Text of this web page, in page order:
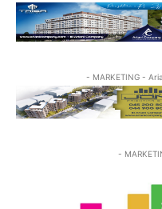
- MARKETING -
-